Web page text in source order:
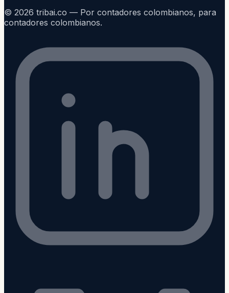
© 2026 tribai.co — Por contadores colombianos, para
contadores colombianos.